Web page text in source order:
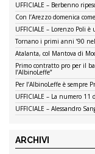
UFFICIALE – Berbenno
Con l’Arezzo domenica
UFFICIALE – Lorenzo Poli
Tornano i primi anni ’90
Atalanta, col Mantova di
Primo contratto pro per il
l’AlbinoLeffe”
Per l’AlbinoLeffe è sempre
UFFICIALE – La numero
UFFICIALE – Alessandro
ARCHIVI